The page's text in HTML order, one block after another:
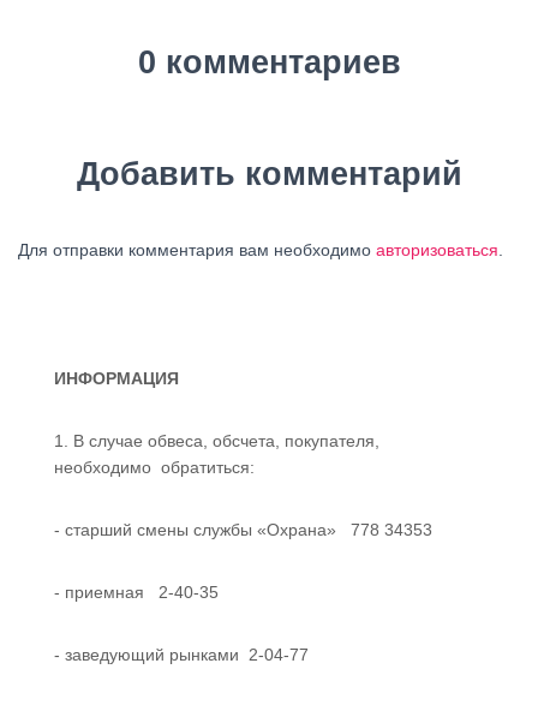
0 комментариев
Добавить комментарий
Для отправки комментария вам необходимо авторизоваться
ИНФОРМАЦИЯ
1. В случае обвеса, обсчета, покупателя,
необходимо обратиться:
- старший смены службы «Охрана» 778 34353
- приемная 2-40-35
- заведующий рынками 2-04-77